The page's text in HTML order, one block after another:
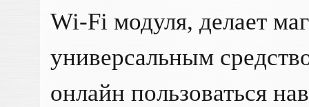
Wi-Fi модуля, делает
универсальным
онлайн пользоваться